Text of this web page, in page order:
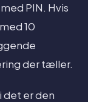
PIN. Hvis
10
der tæller.
det er den